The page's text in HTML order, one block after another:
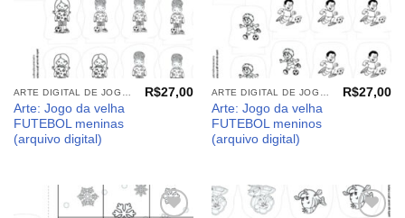
ARTE DIGITAL DE JOGOS E PAINEIS
Arte: Jogo da velha
FUTEBOL meninas
(arquivo digital)
R$27,00 ARTE DIGITAL DE JOGOS E PAINEIS
Arte: Jogo da velha
FUTEBOL meninos
(arquivo digital)
R$27,00